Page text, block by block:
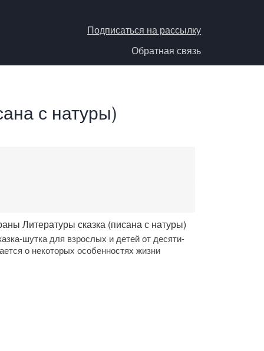
Подписаться на рассылку
Обратная связь
с натуры)
Литературы сказка (писана с натуры)
шутка для взрослых и детей от десяти-
о некоторых особенностях жизни